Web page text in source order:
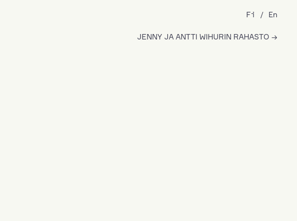
JENNY JA ANTTI WIHURIN RAHASTO
Fi En